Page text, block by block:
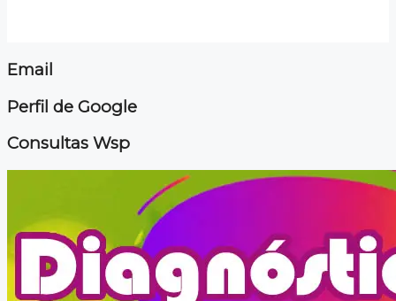
Email
Perfil de Google
Consultas Wsp